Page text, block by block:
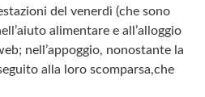
del venerdì (che sono
alimentare e all’alloggio
nell’appoggio, nonostante la
alla loro scomparsa,che